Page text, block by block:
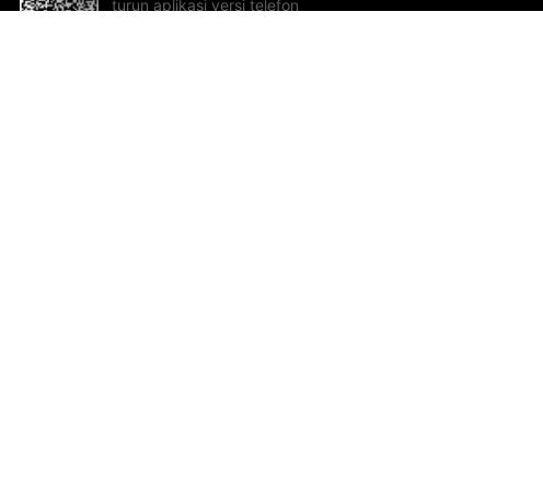
turun aplikasi versi telefon